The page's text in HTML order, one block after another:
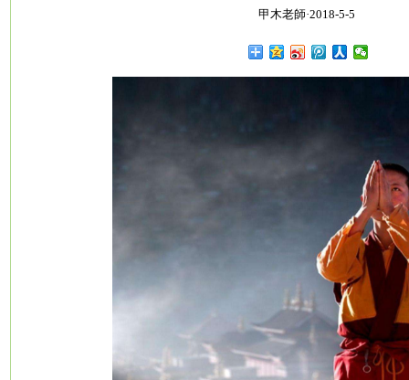
甲木老師·2018-5-5